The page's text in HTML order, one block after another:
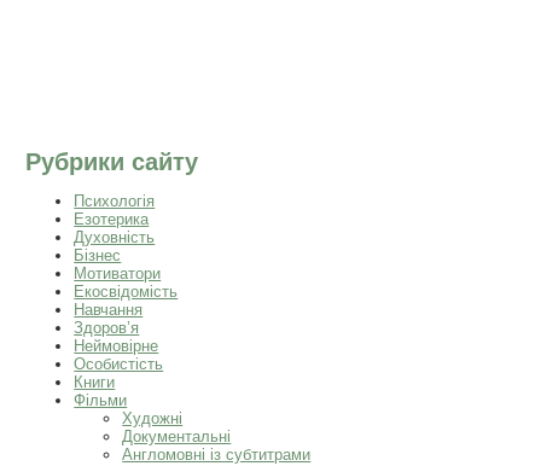
Рубрики сайту
Психологія
Езотерика
Духовність
Бізнес
Мотиватори
Екосвідомість
Навчання
Здоров’я
Неймовірне
Особистість
Книги
Фільми
Художні
Документальні
Англомовні із субтитрами